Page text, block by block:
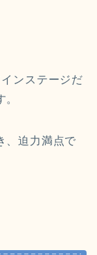
ンステージだ
、迫力満点で